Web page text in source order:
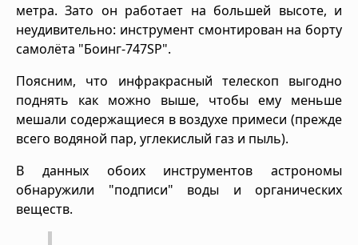
метра. Зато он работает на большей высоте, и
неудивительно: инструмент смонтирован на борту
самолёта "Боинг-747SP".
Поясним, что инфракрасный телескоп выгодно
поднять как можно выше, чтобы ему меньше
мешали содержащиеся в воздухе примеси (прежде
всего водяной пар, углекислый газ и пыль).
В данных обоих инструментов астрономы
обнаружили "подписи" воды и органических
веществ.